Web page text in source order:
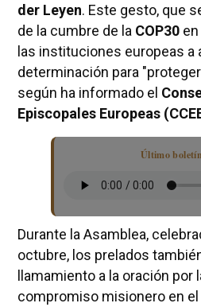
der Leyen. Este gesto, que
de la cumbre de la COP30en
las instituciones europeas a
determinación para
según ha informado el
Episcopales Europeas
Último boletín
Durante la Asamblea,
octubre, los prelados
llamamiento a la oración por
compromiso misionero en